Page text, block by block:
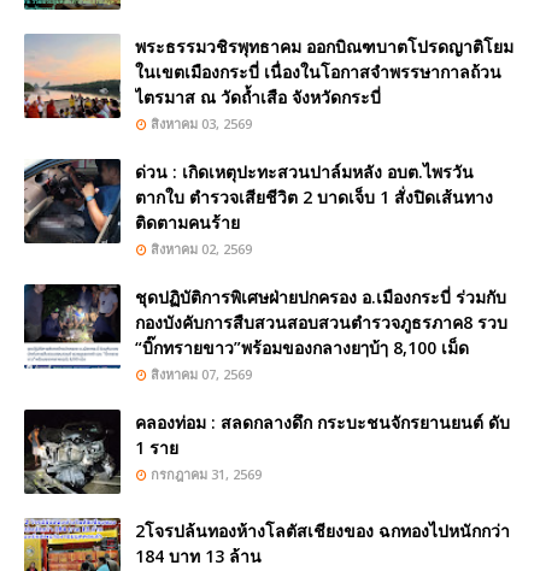
พระธรรมวชิรพุทธาคม ออกบิณฑบาตโปรดญาติโยม
ในเขตเมืองกระบี่ เนื่องในโอกาสจำพรรษากาลถ้วน
ไตรมาส ณ วัดถ้ำเสือ จังหวัดกระบี่
สิงหาคม 03, 2569
ด่วน : เกิดเหตุปะทะสวนปาล์มหลัง อบต.ไพรวัน
ตากใบ ตำรวจเสียชีวิต 2 บาดเจ็บ 1 สั่งปิดเส้นทาง
ติดตามคนร้าย
สิงหาคม 02, 2569
ชุดปฏิบัติการพิเศษฝ่ายปกครอง อ.เมืองกระบี่ ร่วมกับ
กองบังคับการสืบสวนสอบสวนตำรวจภูธรภาค8 รวบ
“บิ๊กทรายขาว”พร้อมของกลางยๅบ้ๅ 8,100 เม็ด
สิงหาคม 07, 2569
คลองท่อม : สลดกลางดึก กระบะชนจักรยานยนต์ ดับ
1 ราย
กรกฎาคม 31, 2569
2โจรปล้นทองห้างโลตัสเชียงของ ฉกทองไปหนักกว่า
184 บาท 13 ล้าน